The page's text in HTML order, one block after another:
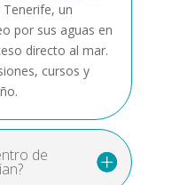
un
por sus aguas en
directo al mar.
cursos y
de